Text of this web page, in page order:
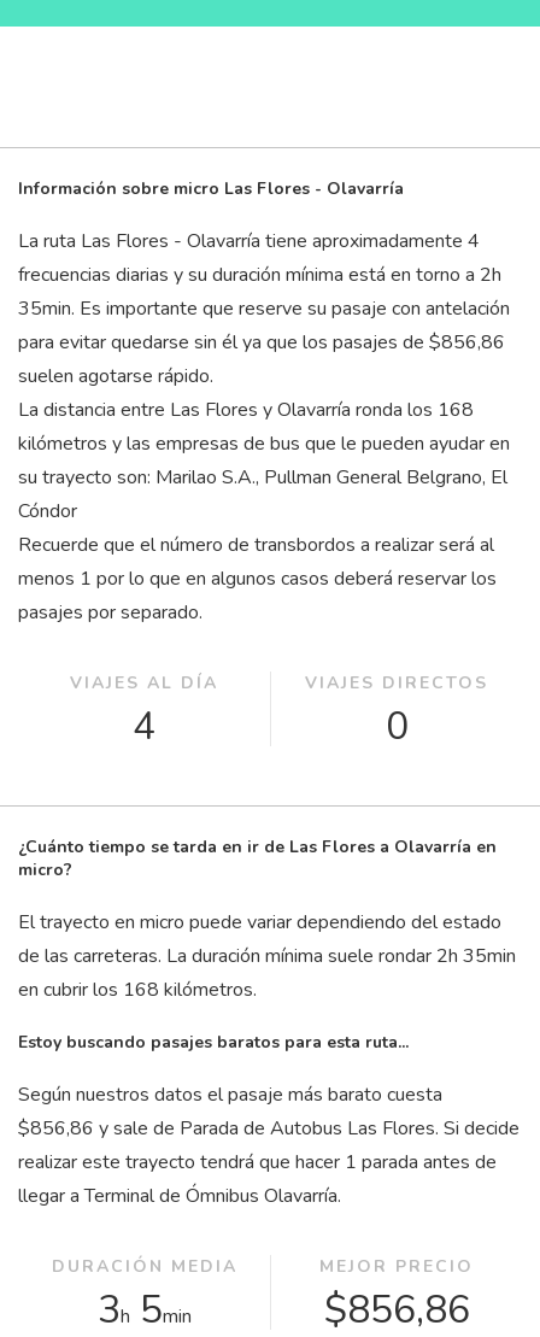
Información sobre micro Las Flores - Olavarría
La ruta Las Flores - Olavarría tiene aproximadamente 4
frecuencias diarias y su duración mínima está en torno a 2h
35min. Es importante que reserve su pasaje con antelación
para evitar quedarse sin él ya que los pasajes de $856,86
suelen agotarse rápido.
La distancia entre Las Flores y Olavarría ronda los 168
kilómetros y las empresas de bus que le pueden ayudar en
su trayecto son: Marilao S.A., Pullman General Belgrano, El
Cóndor
Recuerde que el número de transbordos a realizar será al
menos 1 por lo que en algunos casos deberá reservar los
pasajes por separado.
VIAJES AL DÍA
4
VIAJES DIRECTOS
0
¿Cuánto tiempo se tarda en ir de Las Flores a Olavarría en
micro?
El trayecto en micro puede variar dependiendo del estado
de las carreteras. La duración mínima suele rondar 2h 35min
en cubrir los 168 kilómetros.
Estoy buscando pasajes baratos para esta ruta...
Según nuestros datos el pasaje más barato cuesta
$856,86 y sale de Parada de Autobus Las Flores. Si decide
realizar este trayecto tendrá que hacer 1 parada antes de
llegar a Terminal de Ómnibus Olavarría.
DURACIÓN MEDIA
3h 5min
MEJOR PRECIO
$856,86